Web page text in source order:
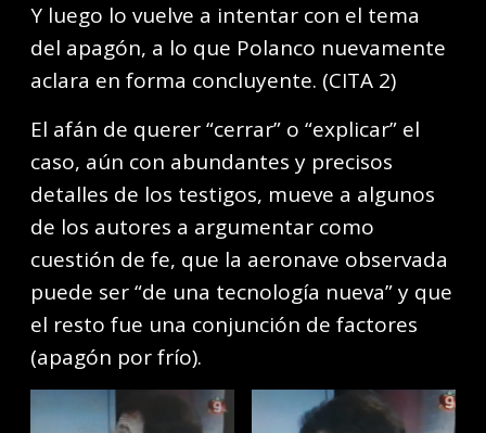
Y luego lo vuelve a intentar con el tema
del apagón, a lo que Polanco nuevamente
aclara en forma concluyente. (CITA 2)
El afán de querer “cerrar” o “explicar” el
caso, aún con abundantes y precisos
detalles de los testigos, mueve a algunos
de los autores a argumentar como
cuestión de fe, que la aeronave observada
puede ser “de una tecnología nueva” y que
el resto fue una conjunción de factores
(apagón por frío).